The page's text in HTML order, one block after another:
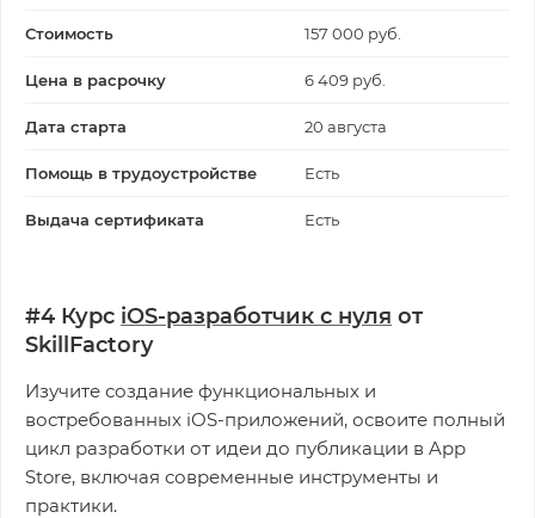
Стоимость 157 000 руб.
Цена в расрочку 6 409 руб.
Дата старта 20 августа
Помощь в трудоустройстве Есть
Выдача сертификата Есть
#4 Курс iOS-разработчик с нуля от
SkillFactory
Изучите создание функциональных и
востребованных iOS-приложений, освоите полный
цикл разработки от идеи до публикации в App
Store, включая современные инструменты и
практики.